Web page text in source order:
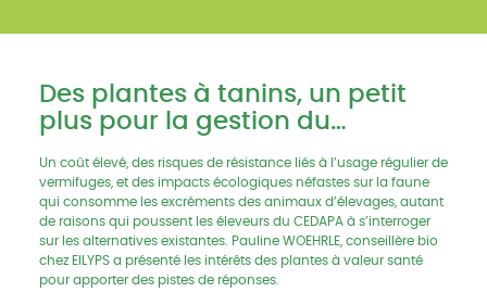
Des plantes à tanins, un petit
plus pour la gestion du
Un coût élevé, des risques de résistance liés à l’usage régulier de
vermifuges, et des impacts écologiques néfastes sur la faune
qui consomme les excréments des animaux d’élevages, autant
de raisons qui poussent les éleveurs du CEDAPA à s’interroger
sur les alternatives existantes. Pauline WOEHRLE, conseillère bio
chez EILYPS a présenté les intérêts des plantes à valeur santé
pour apporter des pistes de réponses.